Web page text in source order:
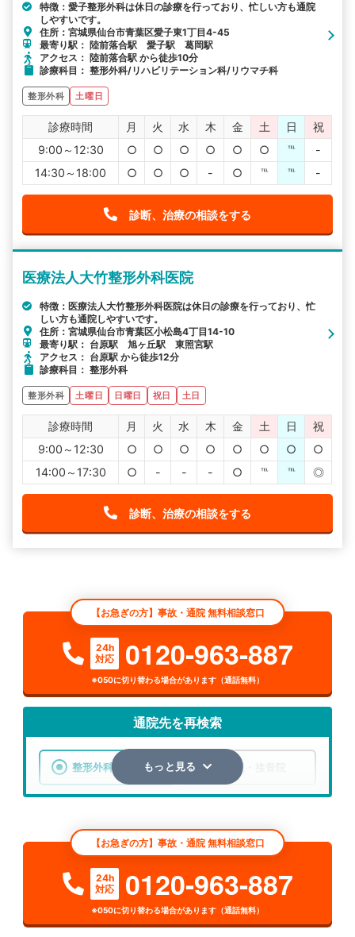
特徴：愛子整形外科は休日の診療を行っており、忙しい方も通院
しやすいです。
住所：宮城県仙台市青葉区愛子東1丁目4-45
最寄り駅： 陸前落合駅 愛子駅 葛岡駅
アクセス： 陸前落合駅 から徒歩10分
診療科目： 整形外科/リハビリテーション科/リウマチ科
整形外科 土曜日
診療時間 月 火 水 木 金 土 日
祝
9:00～12:30
○ ○ ○ ○ ○ ○ ℡
-
14:30～18:00
○ ○ ○ - ○ ℡ ℡ -
診断、治療の相談をする
医療法人大竹整形外科医院
特徴：医療法人大竹整形外科医院は休日の診療を行っており、忙
しい方も通院しやすいです。
住所：宮城県仙台市青葉区小松島4丁目14-10
最寄り駅： 台原駅 旭ヶ丘駅 東照宮駅
アクセス： 台原駅 から徒歩12分
診療科目： 整形外科
整形外科 土曜日 日曜日 祝日 土日
診療時間 月 火 水 木 金 土 日
祝
9:00～12:30
○ ○ ○ ○ ○ ○ ○
○
14:00～17:30
○ - - - ○ ℡ ℡ ◎
診断、治療の相談をする
【お急ぎの方】事故・通院 無料相談窓口
24h
対応
0120-963-887
※050に切り替わる場合があります（通話無料）
通院先を再検索
整形外科 整骨院・接骨院
検索する
詳細条件で絞り込む
その他の検索方法
もっと見る
【お急ぎの方】事故・通院 無料相談窓口
24h
対応
0120-963-887
※050に切り替わる場合があります（通話無料）